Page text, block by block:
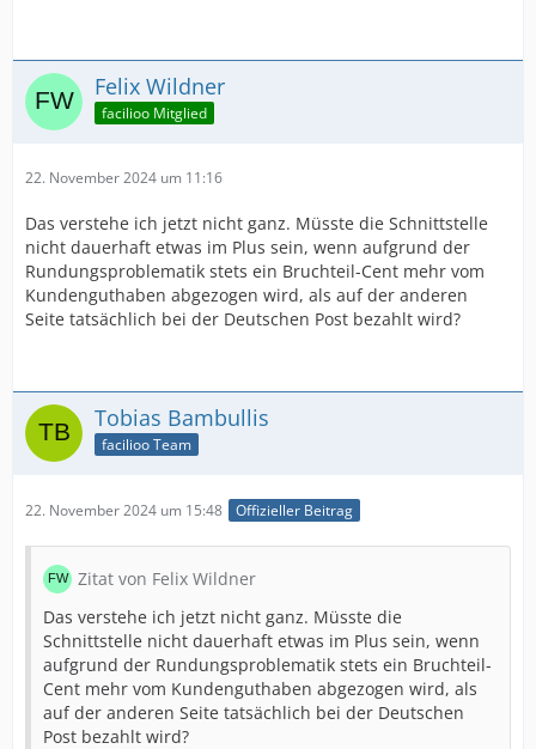
Felix Wildner
facilioo Mitglied
22. November 2024 um 11:16
Das verstehe ich jetzt nicht ganz. Müsste die Schnittstelle
nicht dauerhaft etwas im Plus sein, wenn aufgrund der
Rundungsproblematik stets ein Bruchteil-Cent mehr vom
Kundenguthaben abgezogen wird, als auf der anderen
Seite tatsächlich bei der Deutschen Post bezahlt wird?
Tobias Bambullis
facilioo Team
22. November 2024 um 15:48 Offizieller Beitrag
Zitat von Felix Wildner
Das verstehe ich jetzt nicht ganz. Müsste die
Schnittstelle nicht dauerhaft etwas im Plus sein, wenn
aufgrund der Rundungsproblematik stets ein Bruchteil-
Cent mehr vom Kundenguthaben abgezogen wird, als
auf der anderen Seite tatsächlich bei der Deutschen
Post bezahlt wird?